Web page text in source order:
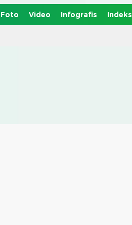
Foto Video Infografis Indeks